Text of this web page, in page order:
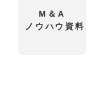
M＆A
ノウハウ資料